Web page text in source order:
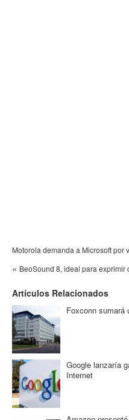
Motorola demanda a Microsoft por
« BeoSound 8, ideal para
Artículos Relacionados
Foxconn sumará
Google lanzaría
Internet